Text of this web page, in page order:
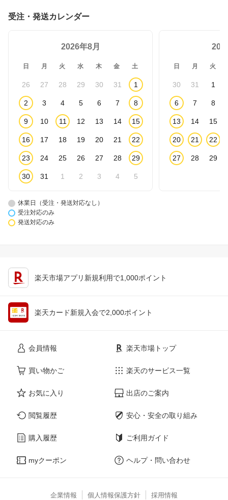
受注・発送カレンダー
2026年8月
日 月 火 水 木 金 土
26 27 28 29 30 31 1
2 3 4 5 6 7 8
9 10 11 12 13 14 15
16 17 18 19 20 21 22
23 24 25 26 27 28 29
30 31 1 2 3 4 5
日 月 火
30 31 1
6 7 8
13 14 15
20 21 22
27 28 29
休業日（受注・発送対応なし）
受注対応のみ
発送対応のみ
楽天市場アプリ新規利用で1,000ポイント
楽天カード新規入会で2,000ポイント
会員情報
買い物かご
お気に入り
閲覧履歴
購入履歴
myクーポン
楽天市場トップ
楽天のサービス一覧
出店のご案内
安心・安全の取り組み
ご利用ガイド
ヘルプ・問い合わせ
企業情報 個人情報保護方針 採用情報